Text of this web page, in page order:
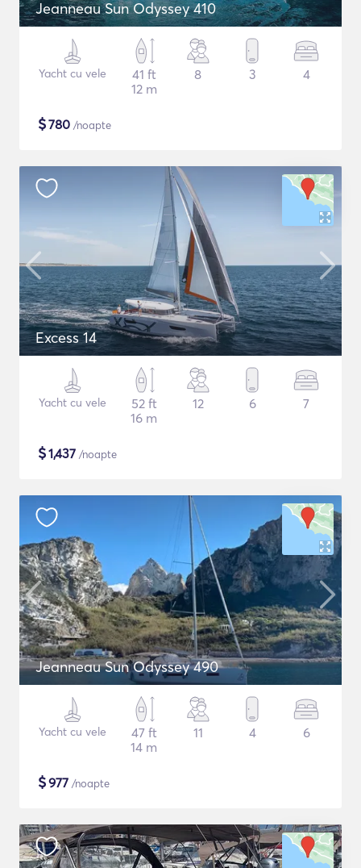
Jeanneau Sun Odyssey 410
Yacht cu vele
41 ft
12 m
8 3 4
$780 /noapte
Excess 14
Yacht cu vele
52 ft
16 m
12 6 7
$1,437 /noapte
Jeanneau Sun Odyssey 490
Yacht cu vele
47 ft
14 m
11 4 6
$977 /noapte